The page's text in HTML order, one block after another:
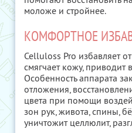
моложе и стройнее.
КОМФОРТНОЕ
Celluloss Pro избавляет
смягчает кожу, приводит
Особенность аппарата
отложения,
цвета при помощи
зон рук, живота, спины,
уничтожит целлюлит,